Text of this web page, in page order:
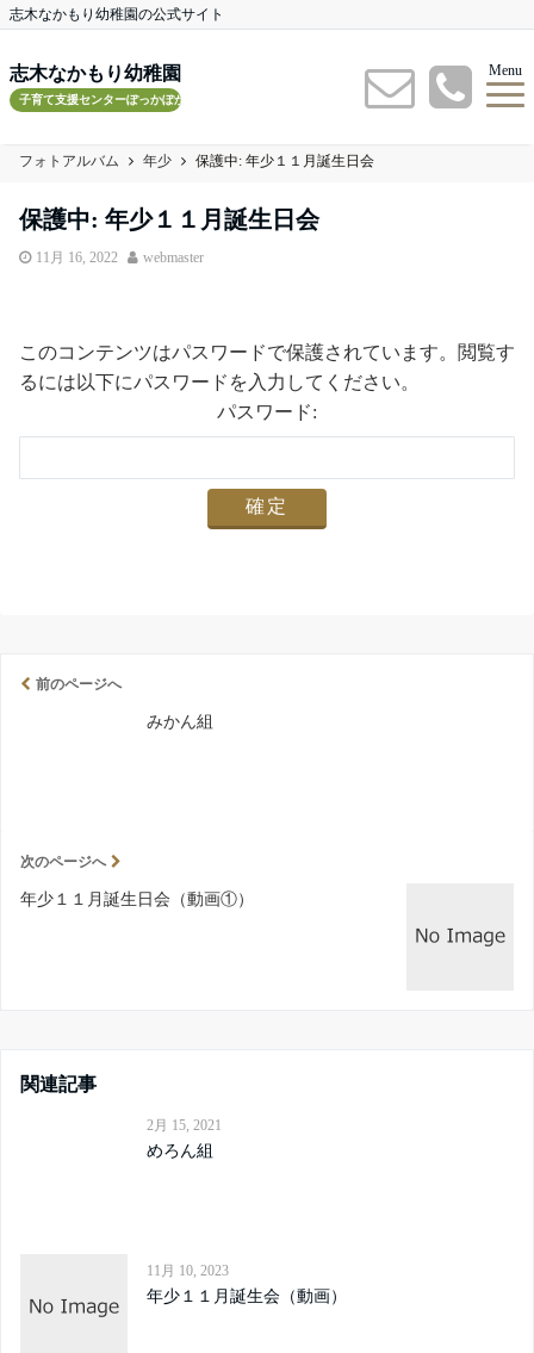
志木なかもり幼稚園の公式サイト
志木なかもり幼稚園
子育て支援センターぽっかぽかルーム
Menu
フォトアルバム 年少 保護中: 年少１１月誕生日会
保護中: 年少１１月誕生日会
11月 16, 2022 webmaster
このコンテンツはパスワードで保護されています。閲覧す
るには以下にパスワードを入力してください。
パスワード:
前のページへ
みかん組
次のページへ
年少１１月誕生日会（動画①）
関連記事
2月 15, 2021
めろん組
11月 10, 2023
年少１１月誕生会（動画）